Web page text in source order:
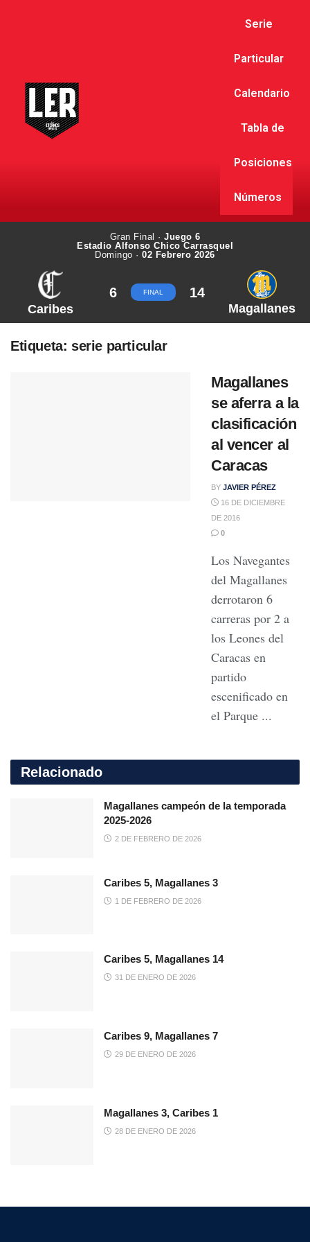
Serie
Particular
Calendario
Tabla de
Posiciones
Números
Gran Final · Juego 6
Estadio Alfonso Chico Carrasquel
Domingo ·02 Febrero 2026
Caribes
6 FINAL 14
Magallanes
Etiqueta: serie particular
Magallanes
se aferra a la
clasificación
al vencer al
Caracas
BY JAVIER PÉREZ
16 DE DICIEMBRE
DE 2016
0
Los Navegantes
del Magallanes
derrotaron 6
carreras por 2 a
los Leones del
Caracas en
partido
escenificado en
el Parque ...
Relacionado
Magallanes campeón de la temporada
2025-2026
2 DE FEBRERO DE 2026
Caribes 5, Magallanes 3
1 DE FEBRERO DE 2026
Caribes 5, Magallanes 14
31 DE ENERO DE 2026
Caribes 9, Magallanes 7
29 DE ENERO DE 2026
Magallanes 3, Caribes 1
28 DE ENERO DE 2026